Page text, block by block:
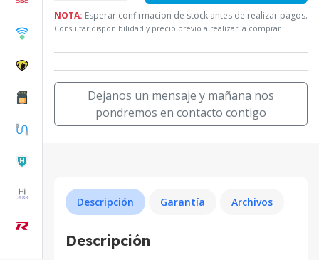
NOTA: Esperar confirmacion de stock antes de realizar pagos.
Consultar disponibilidad y precio previo a realizar la comprar
Dejanos un mensaje y mañana nos
pondremos en contacto contigo
Descripción Garantía Archivos
Descripción